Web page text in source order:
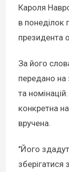
Кароля
в понеділок
президента
За його
передано на
та
конкретна
вручена.
"Його
зберігатися